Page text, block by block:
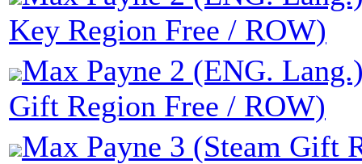
Key Region Free / ROW)
Max Payne 2 (ENG.
Gift Region Free / ROW)
Max Payne 3 (Steam Gift